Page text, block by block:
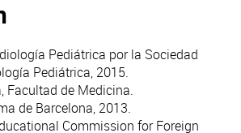
Pediátrica por la Sociedad
Pediátrica, 2015.
Facultad de Medicina.
de Barcelona, 2013.
Commission for Foreign